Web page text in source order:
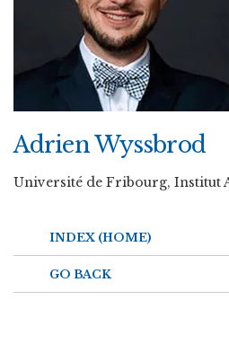
Adrien Wyssbrod
Université de Fribourg, Institut
INDEX (HOME)
GO BACK